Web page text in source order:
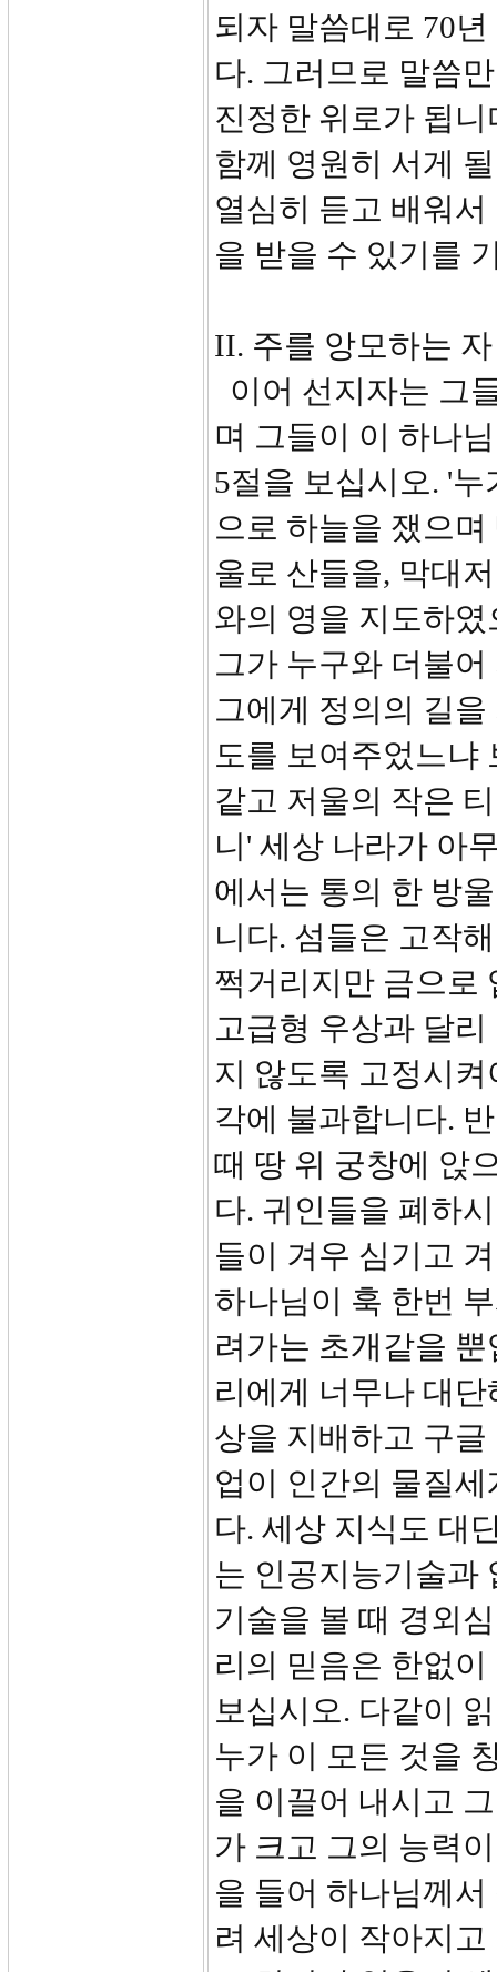
되자 말씀대로 70
다. 그러므로 말씀
진정한 위로가 됩
함께 영원히 서게
열심히 듣고 배워
을 받을 수 있기를
II. 주를 앙모하는
이어 선지자는 그
며 그들이 이 하나
5절을 보십시오. '
으로 하늘을 쟀으
울로 산들을, 막대
와의 영을 지도하
그가 누구와 더불
그에게 정의의 길
도를 보여주었느냐
같고 저울의 작은
니' 세상 나라가 아
에서는 통의 한 방
니다. 섬들은 고작
쩍거리지만 금으로
고급형 우상과 달
지 않도록 고정시
각에 불과합니다.
때 땅 위 궁창에 앉
다. 귀인들을 폐하
들이 겨우 심기고
하나님이 훅 한번
려가는 초개같을
리에게 너무나 대
상을 지배하고 구
업이 인간의 물질
다. 세상 지식도 대
는 인공지능기술과
기술을 볼 때 경외
리의 믿음은 한없
보십시오. 다같이
누가 이 모든 것을
을 이끌어 내시고
가 크고 그의 능력
을 들어 하나님께
려 세상이 작아지